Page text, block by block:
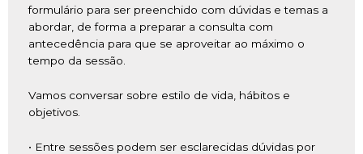
formulário para ser preenchido com dúvidas e temas a
abordar, de forma a preparar a consulta com
antecedência para que se aproveitar ao máximo o
tempo da sessão.
Vamos conversar sobre estilo de vida, hábitos e
objetivos.
• Entre sessões podem ser esclarecidas dúvidas por